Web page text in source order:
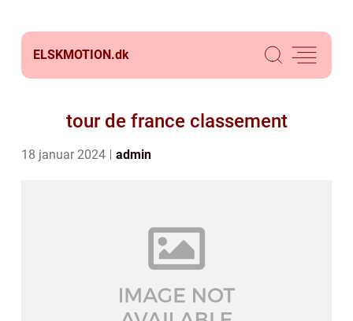
ELSKMOTION.dk
tour de france classement
18 januar 2024 admin